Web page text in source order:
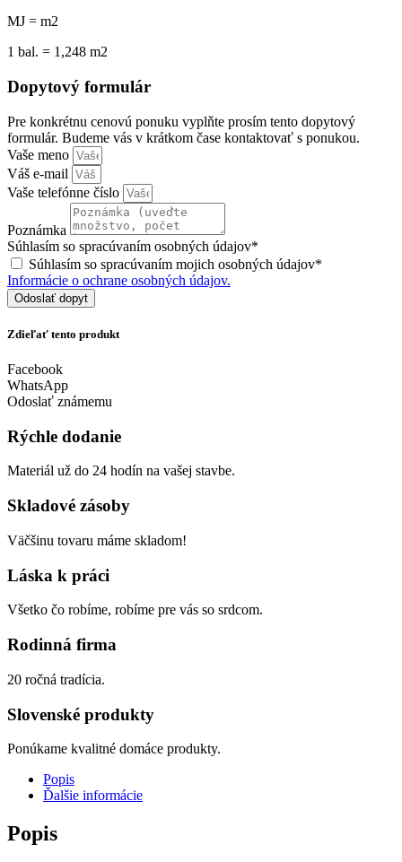
MJ = m2
1 bal. = 1,248 m2
Dopytový formulár
Pre konkrétnu cenovú ponuku vyplňte prosím tento dopytový
formulár. Budeme vás v krátkom čase kontaktovať s ponukou.
Vaše meno
Váš e-mail
Vaše telefónne číslo
Poznámka
Súhlasím so spracúvaním osobných údajov*
Súhlasím so spracúvaním mojich osobných údajov*
Informácie o ochrane osobných údajov.
Odoslať dopyt
Zdieľať tento produkt
Facebook
WhatsApp
Odoslať známemu
Rýchle dodanie
Materiál už do 24 hodín na vašej stavbe.
Skladové zásoby
Väčšinu tovaru máme skladom!
Láska k práci
Všetko čo robíme, robíme pre vás so srdcom.
Rodinná firma
20 ročná tradícia.
Slovenské produkty
Ponúkame kvalitné domáce produkty.
Popis
Ďalšie informácie
Popis